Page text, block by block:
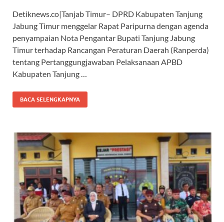
e
b
o
o
at
s
A
p
e
gr
a
m
e
a
ds
Detiknews.co|Tanjab Timur– DPRD Kabupaten Tanjung
Jabung Timur menggelar Rapat Paripurna dengan agenda
penyampaian Nota Pengantar Bupati Tanjung Jabung
Timur terhadap Rancangan Peraturan Daerah (Ranperda)
tentang Pertanggungjawaban Pelaksanaan APBD
Kabupaten Tanjung …
BACA SELENGKAPNYA